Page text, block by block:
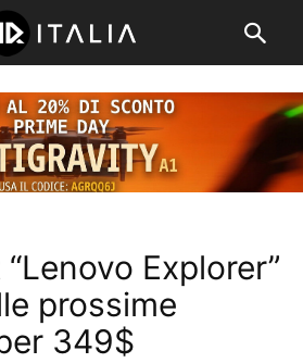
Explorer”
prossime
349$